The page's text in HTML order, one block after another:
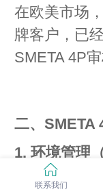
在欧美市场
牌客户，已
SMETA 4P
二、SMETA
1. 环境管理
工厂需
联系我们